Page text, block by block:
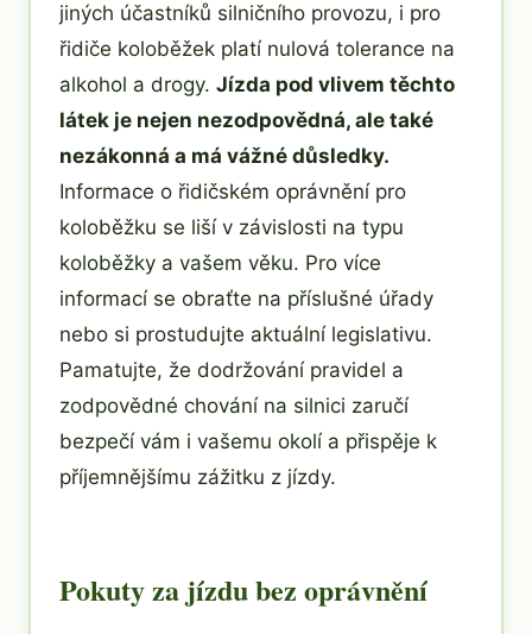
jiných účastníků silničního provozu, i pro
řidiče koloběžek platí nulová tolerance na
alkohol a drogy. Jízda pod vlivem těchto
látek je nejen nezodpovědná, ale také
nezákonná a má vážné důsledky.
Informace o řidičském oprávnění pro
koloběžku se liší v závislosti na typu
koloběžky a vašem věku. Pro více
informací se obraťte na příslušné úřady
nebo si prostudujte aktuální legislativu.
Pamatujte, že dodržování pravidel a
zodpovědné chování na silnici zaručí
bezpečí vám i vašemu okolí a přispěje k
příjemnějšímu zážitku z jízdy.
Pokuty za jízdu bez oprávnění